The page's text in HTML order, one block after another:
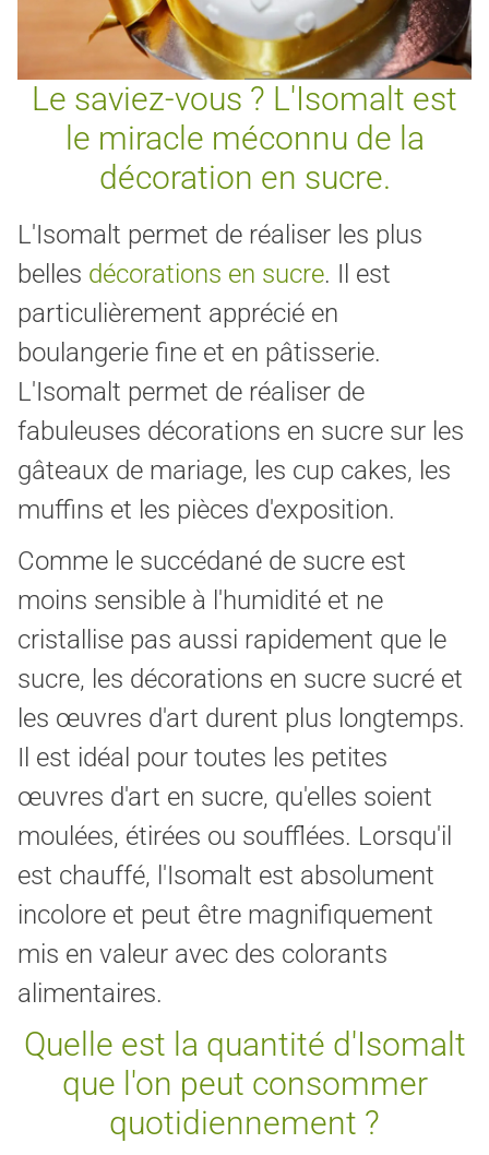
Le saviez-vous ? L'Isomalt est
le miracle méconnu de la
décoration en sucre.
L'Isomalt permet de réaliser les plus
belles décorations en sucre. Il est
particulièrement apprécié en
boulangerie fine et en pâtisserie.
L'Isomalt permet de réaliser de
fabuleuses décorations en sucre sur les
gâteaux de mariage, les cup cakes, les
muffins et les pièces d'exposition.
Comme le succédané de sucre est
moins sensible à l'humidité et ne
cristallise pas aussi rapidement que le
sucre, les décorations en sucre sucré et
les œuvres d'art durent plus longtemps.
Il est idéal pour toutes les petites
œuvres d'art en sucre, qu'elles soient
moulées, étirées ou soufflées. Lorsqu'il
est chauffé, l'Isomalt est absolument
incolore et peut être magnifiquement
mis en valeur avec des colorants
alimentaires.
Quelle est la quantité d'Isomalt
que l'on peut consommer
quotidiennement ?